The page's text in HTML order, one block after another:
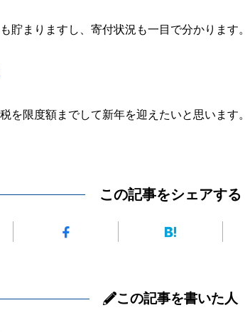
貯まりますし、寄付状況も一目で分かります。
を限度額までして新年を迎えたいと思います。
この記事をシェアする
この記事を書いた人